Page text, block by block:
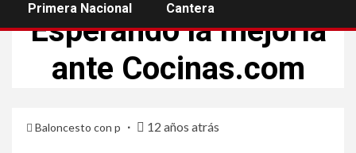
Primera Nacional Cantera
Esperando la mejoría
ante Cocinas.com
Baloncesto con p 12 años atrás